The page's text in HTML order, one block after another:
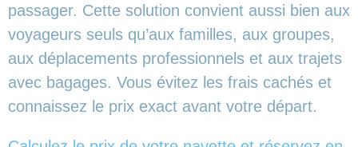
passager. Cette solution convient aussi bien aux
voyageurs seuls qu’aux familles, aux groupes,
aux déplacements professionnels et aux trajets
avec bagages. Vous évitez les frais cachés et
connaissez le prix exact avant votre départ.